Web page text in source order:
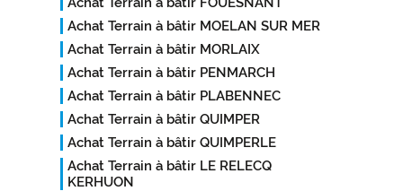
Achat Terrain à bâtir MOELAN SUR MER
Achat Terrain à bâtir MORLAIX
Achat Terrain à bâtir PENMARCH
Achat Terrain à bâtir PLABENNEC
Achat Terrain à bâtir QUIMPER
Achat Terrain à bâtir QUIMPERLE
Achat Terrain à bâtir LE RELECQ
KERHUON